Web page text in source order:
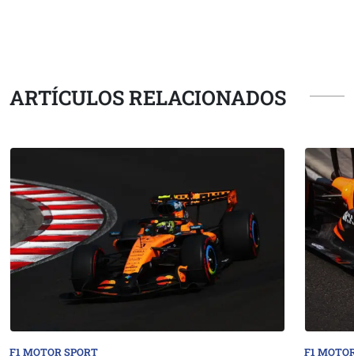
ARTÍCULOS RELACIONADOS
F1 MOTOR SPORT F1